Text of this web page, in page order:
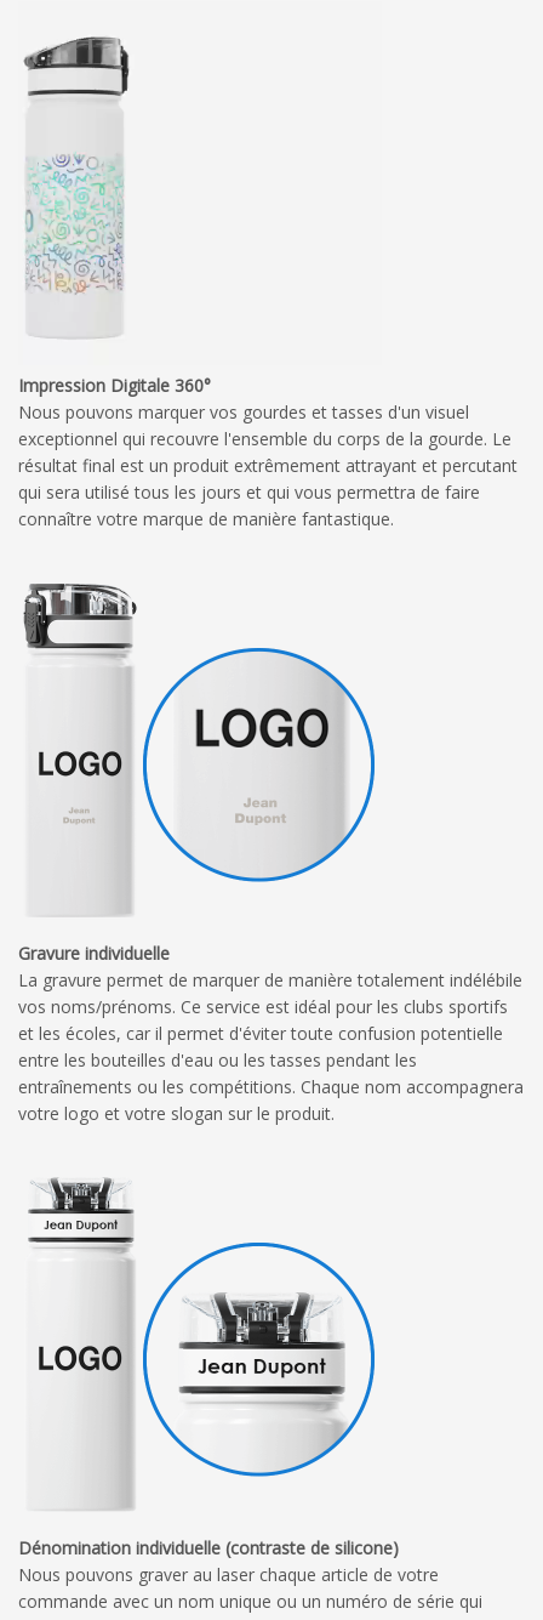
Impression Digitale 360°
Nous pouvons marquer vos gourdes et tasses d'un visuel
exceptionnel qui recouvre l'ensemble du corps de la gourde. Le
résultat final est un produit extrêmement attrayant et percutant
qui sera utilisé tous les jours et qui vous permettra de faire
connaître votre marque de manière fantastique.
Gravure individuelle
La gravure permet de marquer de manière totalement indélébile
vos noms/prénoms. Ce service est idéal pour les clubs sportifs
et les écoles, car il permet d'éviter toute confusion potentielle
entre les bouteilles d'eau ou les tasses pendant les
entraînements ou les compétitions. Chaque nom accompagnera
votre logo et votre slogan sur le produit.
Dénomination individuelle (contraste de silicone)
Nous pouvons graver au laser chaque article de votre
commande avec un nom unique ou un numéro de série qui